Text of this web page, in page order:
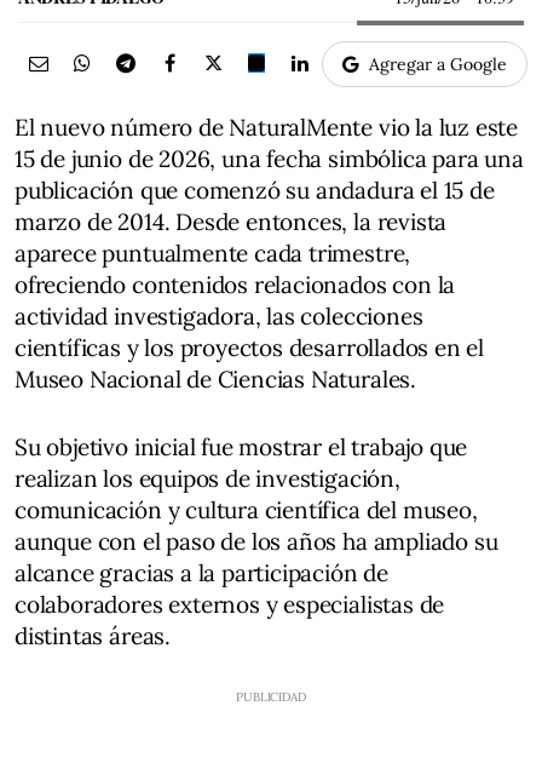
Agregar a Google
El nuevo número de NaturalMente vio la luz este
15 de junio de 2026, una fecha simbólica para una
publicación que comenzó su andadura el 15 de
marzo de 2014. Desde entonces, la revista
aparece puntualmente cada trimestre,
ofreciendo contenidos relacionados con la
actividad investigadora, las colecciones
científicas y los proyectos desarrollados en el
Museo Nacional de Ciencias Naturales.
Su objetivo inicial fue mostrar el trabajo que
realizan los equipos de investigación,
comunicación y cultura científica del museo,
aunque con el paso de los años ha ampliado su
alcance gracias a la participación de
colaboradores externos y especialistas de
distintas áreas.